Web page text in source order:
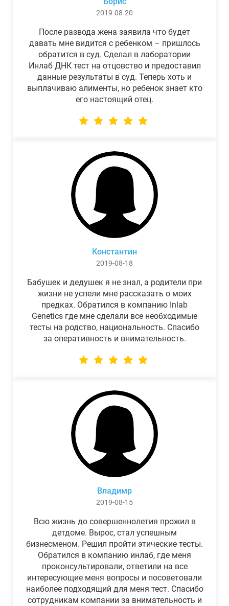
2019-08-20
После развода жена заявила что будет
давать мне видится с ребенком – пришлось
обратится в суд. Сделал в лаборатории
Инлаб ДНК тест на отцовство и предоставил
данные результаты в суд. Теперь хоть и
выплачиваю алименты, но ребенок знает кто
его настоящий отец.
Константин
2019-08-18
Бабушек и дедушек я не знал, а родители при
жизни не успели мне рассказать о моих
предках. Обратился в компанию Inlab
Genetics где мне сделали все необходимые
тесты на родство, национальность. Спасибо
за оперативность и внимательность.
Владимр
2019-08-15
Всю жизнь до совершеннолетия прожил в
детдоме. Вырос, стал успешным
бизнесменом. Решил пройти этические тесты.
Обратился в компанию инлаб, где меня
проконсультировали, ответили на все
интересующие меня вопросы и посоветовали
наиболее подходящий для меня тест. Спасибо
сотрудникам компании за внимательность и